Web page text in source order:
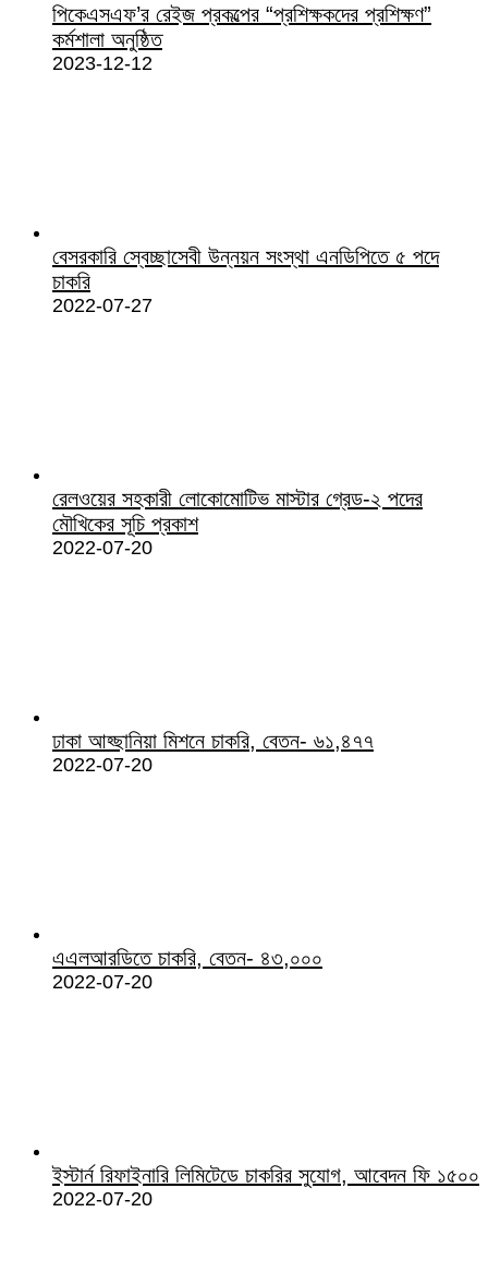
পিকেএসএফ’র রেইজ প্রকল্পের “প্রশিক্ষকদের প্রশিক্ষণ”
কর্মশালা অনুষ্ঠিত
2023-12-12
বেসরকারি স্বেচ্ছাসেবী উন্নয়ন সংস্থা এনডিপিতে ৫ পদে
চাকরি
2022-07-27
রেলওয়ের সহকারী লোকোমোটিভ মাস্টার গ্রেড-২ পদের
মৌখিকের সূচি প্রকাশ
2022-07-20
ঢাকা আহ্ছানিয়া মিশনে চাকরি, বেতন- ৬১,৪৭৭
2022-07-20
এএলআরডিতে চাকরি, বেতন- ৪৩,০০০
2022-07-20
ইস্টার্ন রিফাইনারি লিমিটেডে চাকরির সুযোগ, আবেদন ফি ১৫০০
2022-07-20